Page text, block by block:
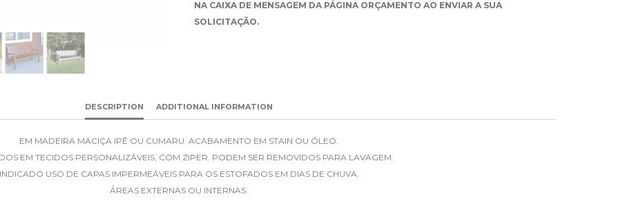
NA CAIXA DE MENSAGEM DA PÁGINA ORÇAMENTO AO ENVIAR A SUA
SOLICITAÇÃO.
DESCRIPTION ADDITIONAL INFORMATION
EM MADEIRA MACIÇA IPÊ OU CUMARU. ACABAMENTO EM STAIN OU ÓLEO.
EM TECIDOS PERSONALIZÁVEIS, COM ZIPER. PODEM SER REMOVIDOS PARA LAVAGEM.
INDICADO USO DE CAPAS IMPERMEÁVEIS PARA OS ESTOFADOS EM DIAS DE CHUVA.
ÁREAS EXTERNAS OU INTERNAS.